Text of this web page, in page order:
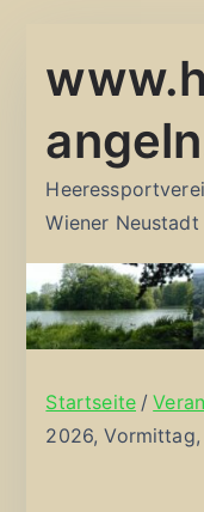
Inhalt
Wiener Neustadt
Startseite
2026, Vormittag,